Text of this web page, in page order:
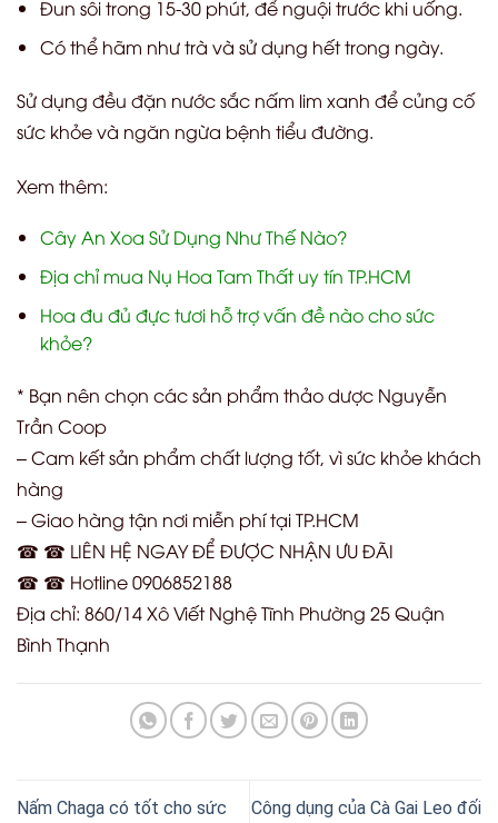
Đun sôi trong 15-30 phút, để nguội trước khi uống.
Có thể hãm như trà và sử dụng hết trong ngày.
Sử dụng đều đặn nước sắc nấm lim xanh để củng cố
sức khỏe và ngăn ngừa bệnh tiểu đường.
Xem thêm:
Cây An Xoa Sử Dụng Như Thế Nào?
Địa chỉ mua Nụ Hoa Tam Thất uy tín TP.HCM
Hoa đu đủ đực tươi hỗ trợ vấn đề nào cho sức
khỏe?
* Bạn nên chọn các sản phẩm thảo dược Nguyễn
Trần Coop
– Cam kết sản phẩm chất lượng tốt, vì sức khỏe khách
hàng
– Giao hàng tận nơi miễn phí tại TP.HCM
☎ ☎ LIÊN HỆ NGAY ĐỂ ĐƯỢC NHẬN ƯU ĐÃI
☎ ☎ Hotline 0906852188
Địa chỉ: 860/14 Xô Viết Nghệ Tĩnh Phường 25 Quận
Bình Thạnh
Nấm Chaga có tốt cho sức
Công dụng của Cà Gai Leo đối